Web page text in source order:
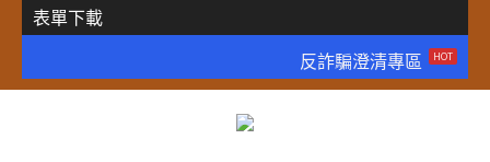
表單下載
反詐騙澄清專區
HOT